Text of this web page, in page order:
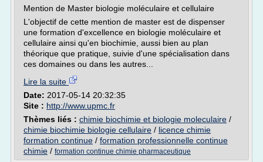
Mention de Master biologie moléculaire et cellulaire
L'objectif de cette mention de master est de dispenser
une formation d'excellence en biologie moléculaire et
cellulaire ainsi qu'en biochimie, aussi bien au plan
théorique que pratique, suivie d'une spécialisation dans
ces domaines ou dans les autres...
Lire la suite
Date: 2017-05-14 20:32:35
Site : http://www.upmc.fr
Thèmes liés : chimie biochimie et biologie moleculaire /
chimie biochimie biologie cellulaire / licence chimie
formation continue / formation professionnelle continue
chimie / formation continue chimie pharmaceutique